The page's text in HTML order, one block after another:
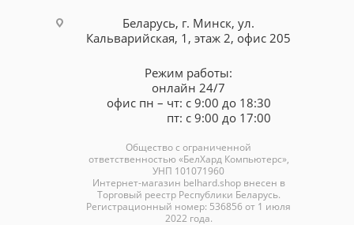
Беларусь, г. Минск, ул.
Кальварийская, 1, этаж 2, офис 205
Режим работы:
онлайн 24/7
офис пн – чт: с 9:00 до 18:30
пт: с 9:00 до 17:00
Общество с ограниченной
ответственностью «БелХард Компьютерс»,
УНП 101071960
Интернет-магазин belhard.shopвнесен в
Торговый реестр Республики Беларусь.
Регистрационный номер: 536856 от 1 июля
2022 года.